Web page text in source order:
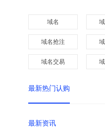
域名
域名抢注
域名交易
最新热门认购
最新资讯